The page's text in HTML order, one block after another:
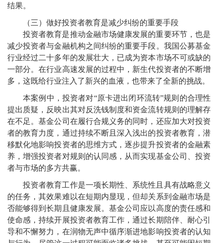
结果。
（三）做好投资者教育是减少纠纷的重要手段
投资者教育是推动金融市场健康发展的重要环节，也是
减少投资者与金融机构之间纠纷的重要手段。我国公募基金
行业经过二十多年的发展壮大，已成为资本市场不可或缺的
一部分。在行业高速发展的过程中，新生代投资者的不断增
多，这既给行业注入了新兴的血液，也带来了全新的挑战。
本案例中，投资者对“原卡进出闭环流转”规则的合理性
提出质疑，反映出其对反洗钱制度和资金流转规则的理解存
在不足。基金公司在履行合规义务的同时，还应加大对投资
者的教育力度，通过持续不断且深入浅出的投资者教育，潜
移默化地影响投资者的思维方式，逐步提升投资者的金融素
养，增强投资者对规则的认同感，从而实现基金公司、投资
者与市场的多方共赢。
投资者教育工作是一项长期性、系统性且具有战略意义
的任务，其效果难以在短期内显现，但却关系到金融市场是
否能够得到长期且健康发展。基金公司应以高度的责任感和
使命感，持续开展投资者教育工作，通过长期陪伴、耐心引
导和不懈努力，在润物无声中循序渐进地影响投资者的认知